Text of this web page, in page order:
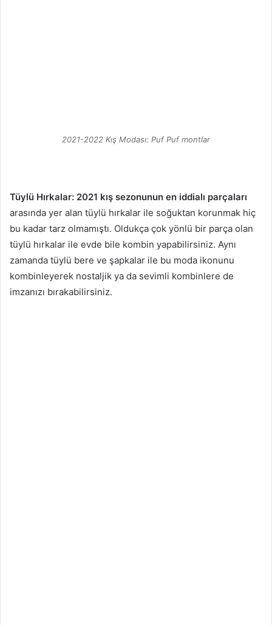
2021-2022 Kış Modası: Puf Puf montlar
Tüylü Hırkalar: 2021 kış sezonunun en iddialı parçaları
arasında yer alan tüylü hırkalar ile soğuktan korunmak hiç
bu kadar tarz olmamıştı. Oldukça çok yönlü bir parça olan
tüylü hırkalar ile evde bile kombin yapabilirsiniz. Aynı
zamanda tüylü bere ve şapkalar ile bu moda ikonunu
kombinleyerek nostaljik ya da sevimli kombinlere de
imzanızı bırakabilirsiniz.